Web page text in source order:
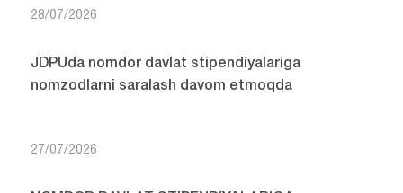
28/07/2026
JDPUda nomdor davlat stipendiyalariga
nomzodlarni saralash davom etmoqda
27/07/2026